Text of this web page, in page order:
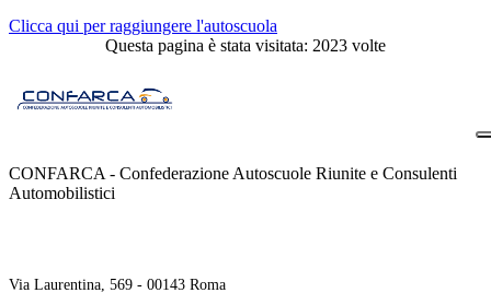
Clicca qui per raggiungere l'autoscuola
Questa pagina è stata visitata: 2023 volte
CONFARCA - Confederazione Autoscuole Riunite e Consulenti
Automobilistici
Via Laurentina, 569 - 00143 Roma